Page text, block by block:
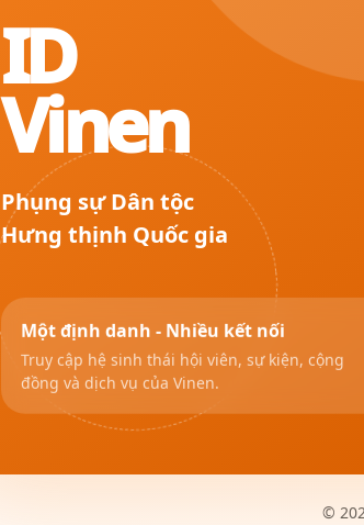
ID
Vinen
Phụng sự Dân tộc
Hưng thịnh Quốc gia
Một định danh - Nhiều kết nối
Truy cập hệ sinh thái hội viên, sự kiện, cộng
đồng và dịch vụ của Vinen.
©